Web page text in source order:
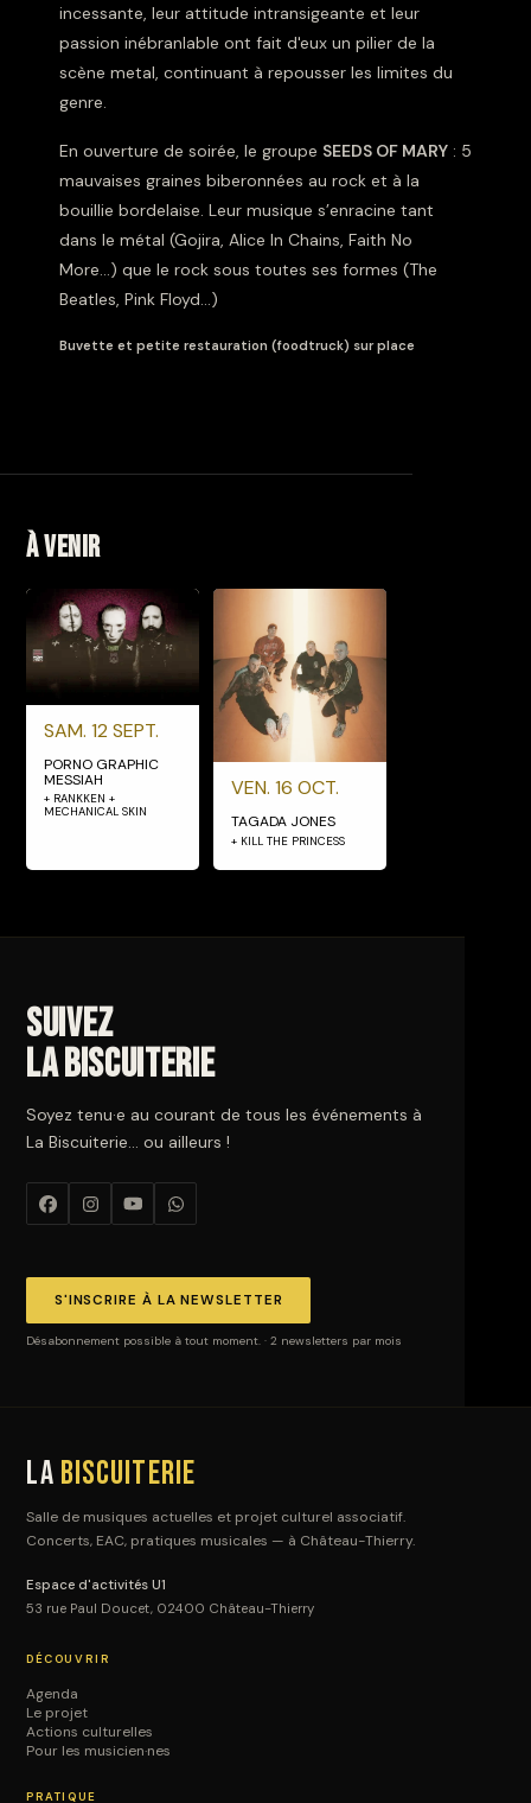
incessante, leur attitude intransigeante et leur
passion inébranlable ont fait d'eux un pilier de la
scène metal, continuant à repousser les limites du
genre.
En ouverture de soirée, le groupe SEEDS OF MARY : 5
mauvaises graines biberonnées au rock et à la
bouillie bordelaise. Leur musique s’enracine tant
dans le métal (Gojira, Alice In Chains, Faith No
More...) que le rock sous toutes ses formes (The
Beatles, Pink Floyd...)
Buvette et petite restauration (foodtruck) sur place
À venir
SAM. 12 SEPT.
PORNO GRAPHIC
MESSIAH
+ RANKKEN +
MECHANICAL SKIN
VEN. 16 OCT.
TAGADA JONES
+ KILL THE PRINCESS
Suivez
La Biscuiterie
Soyez tenu·e au courant de tous les événements à
La Biscuiterie… ou ailleurs !
S'INSCRIRE À LA NEWSLETTER
Désabonnement possible à tout moment. · 2 newsletters par mois
La Biscuiterie
Salle de musiques actuelles et projet culturel associatif.
Concerts, EAC, pratiques musicales — à Château-Thierry.
Espace d'activités U1
53 rue Paul Doucet, 02400 Château-Thierry
DÉCOUVRIR
Agenda
Le projet
Actions culturelles
Pour les musicien·nes
PRATIQUE